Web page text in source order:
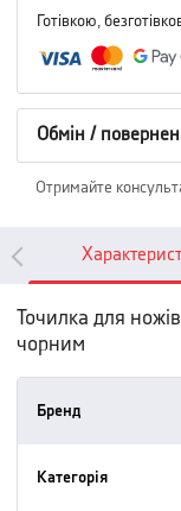
Готівкою,
Обмін /
Отримайте
Точилка для
чорним
Бренд
Категорія